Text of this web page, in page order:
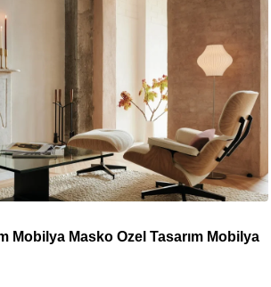
Mobilya Masko Özel Tasarım Mobilya